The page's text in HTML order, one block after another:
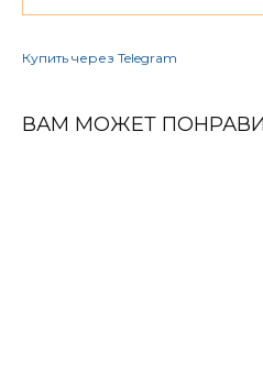
Купить через Telegram
ВАМ МОЖЕТ